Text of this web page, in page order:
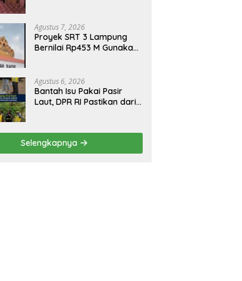
Agustus 7, 2026
Proyek SRT 3 Lampung
Bernilai Rp453 M Gunakan
Agustus 6, 2026
Bantah Isu Pakai Pasir
Laut, DPR RI Pastikan dari
Sejati Sudah Sesuai
Spesifikasi
Selengkapnya